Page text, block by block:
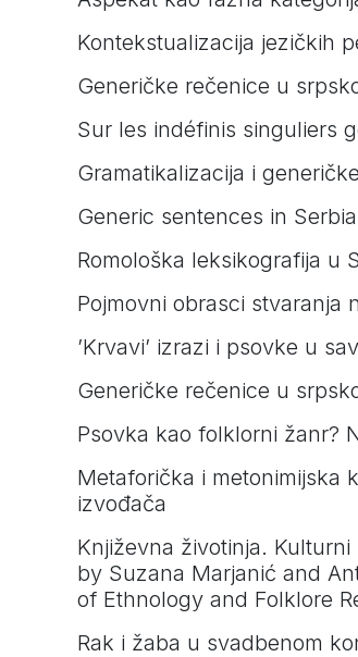
Kontekstualizacija jezičkih
Generičke rečenice u
Sur les indéfinis singuliers
Gramatikalizacija i
Generic sentences in
Romološka leksikografija u
Pojmovni obrasci stvaranja
’Krvavi’ izrazi i psovke u
Generičke rečenice u
Psovka kao folklorni žanr?
Metaforička i metonimijska
izvođača
Književna životinja.
by Suzana Marjanić and
of Ethnology and Folklore
Rak i žaba u svadbenom